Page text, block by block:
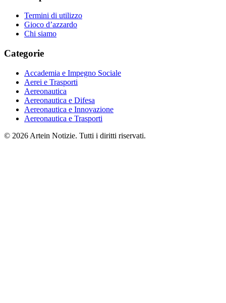
Termini di utilizzo
Gioco d’azzardo
Chi siamo
Categorie
Accademia e Impegno Sociale
Aerei e Trasporti
Aereonautica
Aereonautica e Difesa
Aereonautica e Innovazione
Aereonautica e Trasporti
© 2026 Artein Notizie. Tutti i diritti riservati.